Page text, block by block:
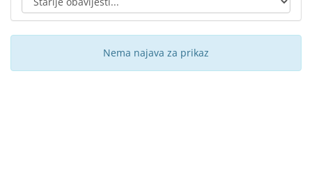
Nema najava za prikaz